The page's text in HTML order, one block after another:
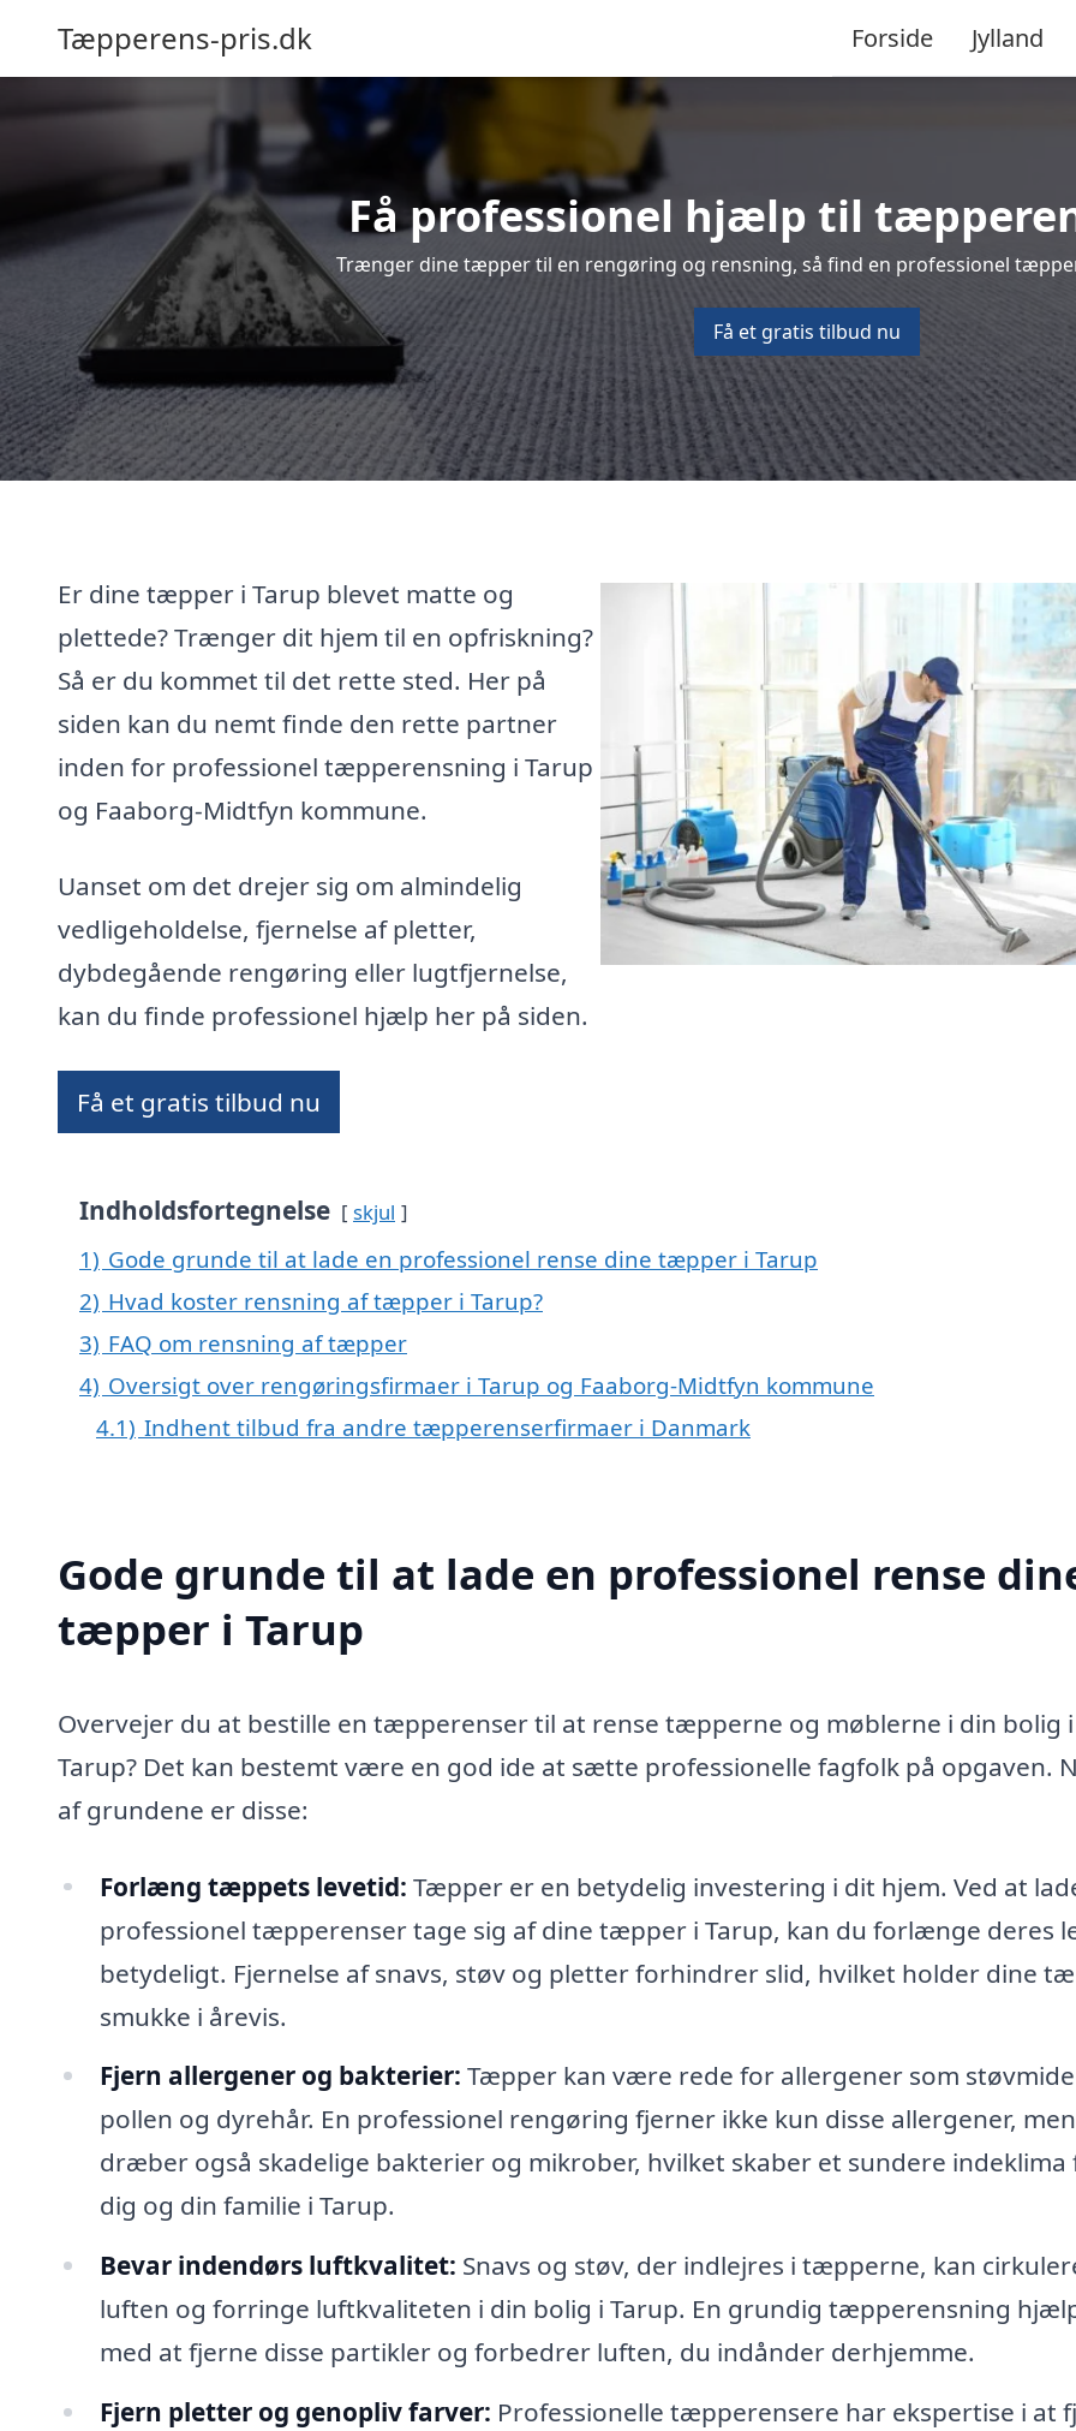
Tæpperens-pris.dk Forside Jylland
Få professionel hjælp til
Trænger dine tæpper til en rengøring og rensning, så find en professionel
Få et gratis tilbud nu
Er dine tæpper i Tarup blevet matte og
plettede? Trænger dit hjem til en opfriskning?
Så er du kommet til det rette sted. Her på
siden kan du nemt finde den rette partner
inden for professionel tæpperensning i Tarup
og Faaborg-Midtfyn kommune.
Uanset om det drejer sig om almindelig
vedligeholdelse, fjernelse af pletter,
dybdegående rengøring eller lugtfjernelse,
kan du finde professionel hjælp her på siden.
Få et gratis tilbud nu
Indholdsfortegnelse skjul
1) Gode grunde til at lade en professionel rense dine tæpper i Tarup
2) Hvad koster rensning af tæpper i Tarup?
3) FAQ om rensning af tæpper
4) Oversigt over rengøringsfirmaer i Tarup og Faaborg-Midtfyn kommune
4.1) Indhent tilbud fra andre tæpperenserfirmaer i Danmark
Gode grunde til at lade en professionel rense
tæpper i Tarup
Overvejer du at bestille en tæpperenser til at rense tæpperne og møblerne i din bolig i
Tarup? Det kan bestemt være en god ide at sætte professionelle fagfolk på opgaven.
af grundene er disse:
Forlæng tæppets levetid: Tæpper er en betydelig investering i dit hjem. Ved at
professionel tæpperenser tage sig af dine tæpper i Tarup, kan du forlænge deres
betydeligt. Fjernelse af snavs, støv og pletter forhindrer slid, hvilket holder dine
smukke i årevis.
Fjern allergener og bakterier: Tæpper kan være rede for allergener som
pollen og dyrehår. En professionel rengøring fjerner ikke kun disse allergener, men
dræber også skadelige bakterier og mikrober, hvilket skaber et sundere indeklima
dig og din familie i Tarup.
Bevar indendørs luftkvalitet: Snavs og støv, der indlejres i tæpperne, kan
luften og forringe luftkvaliteten i din bolig i Tarup. En grundig tæpperensning
med at fjerne disse partikler og forbedrer luften, du indånder derhjemme.
Fjern pletter og genopliv farver: Professionelle tæpperensere har ekspertise i at